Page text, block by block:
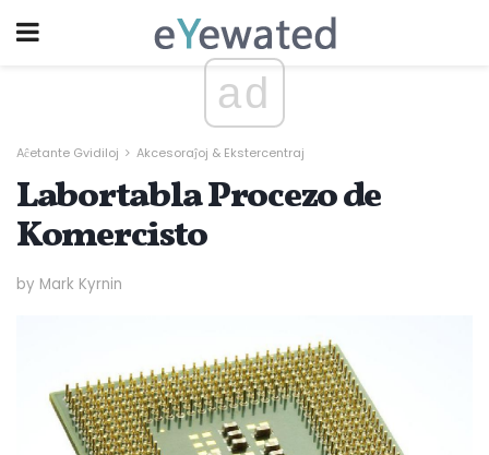
ad
Aĉetante Gvidiloj Akcesoraĵoj & Ekstercentraj
Labortabla Procezo de
Komercisto
by Mark Kyrnin